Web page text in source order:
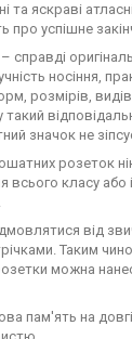
та яскраві
про успішне
справді
носіння,
розмірів,
такий
значок не
ошатних
всього класу або
від
Таким
можна
пам'ять на